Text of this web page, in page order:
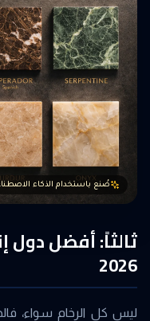
صُنع باستخدام الذكاء
ثالثاً: أفضل دول
2026
ليس كل الرخام سواء،